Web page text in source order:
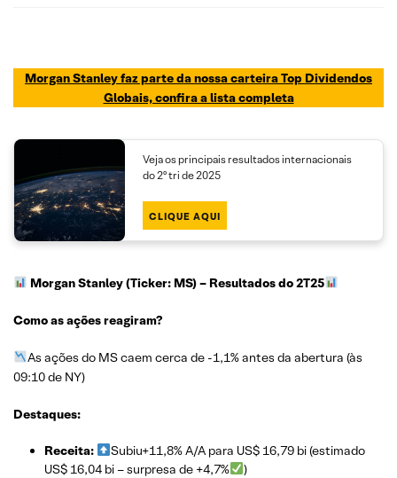
Morgan Stanley faz parte da nossa carteira Top Dividendos
Globais, confira a lista completa
Veja os principais resultados internacionais
do 2º tri de 2025
CLIQUE AQUI
Morgan Stanley (Ticker: MS)– Resultados do 2T25
Como as ações reagiram?
As ações do MS caem cerca de -1,1% antes da abertura (às
09:10 de NY)
Destaques:
Receita:
Subiu+11,8% A/A para US$ 16,79 bi (estimado
US$ 16,04 bi – surpresa de +4,7%
)